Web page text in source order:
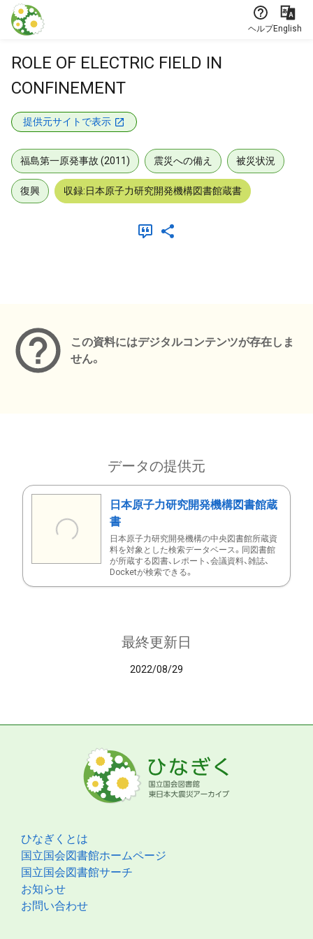
本文に飛ぶ
ヘルプEnglish
ROLE OF ELECTRIC FIELD IN
CONFINEMENT
提供元サイトで表示
福島第一原発事故 (2011) 震災への備え 被災状況
復興 収録:日本原子力研究開発機構図書館蔵書
この資料にはデジタルコンテンツが存在しま
せん。
データの提供元
日本原子力研究開発機構図書館蔵
書
日本原子力研究開発機構の中央図書館所蔵資
料を対象とした検索データベース。同図書館
が所蔵する図書、レポート、会議資料、雑誌、
Docketが検索できる。
最終更新日
2022/08/29
ひなぎくとは
国立国会図書館ホームページ
国立国会図書館サーチ
お知らせ
お問い合わせ